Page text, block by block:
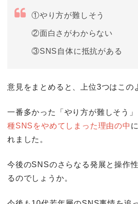
①やり方が難しそう
②面白さがわからない
③SNS自体に抵抗がある
意見をまとめると、上位3つはこの
一番多かった「やり方が難しそう
種SNSをやめてしまった理由の中
れました。
今後のSNSのさらなる発展と操作
るのでしょうか。